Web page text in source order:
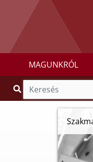
MAGUNKRÓL